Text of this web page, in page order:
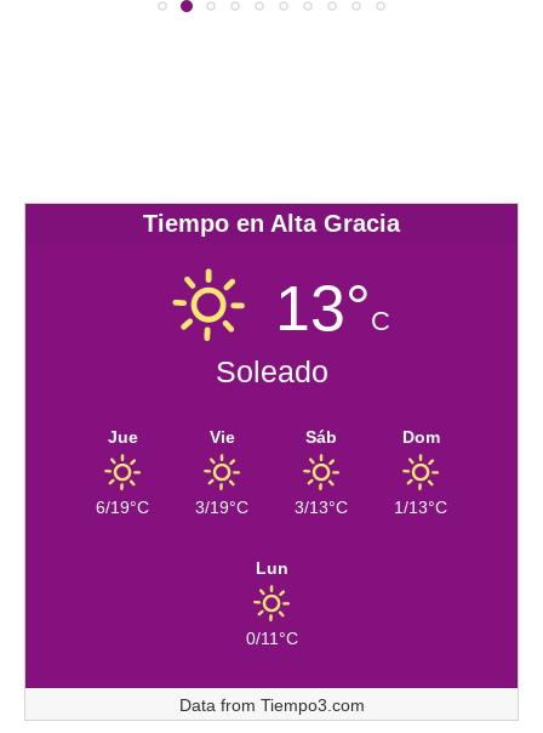
Tiempo en Alta Gracia
13°C
Soleado
Jue
6/19°C
Vie
3/19°C
Sáb
3/13°C
Dom
1/13°C
Lun
0/11°C
Data from Tiempo3.com